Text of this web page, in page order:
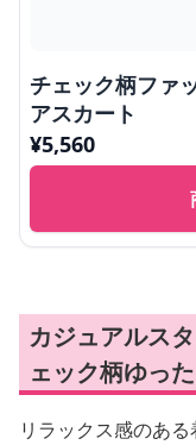
チェック柄ファ
アスカート
¥5,560
カジュアルス
ェック柄ゆっ
リラックス感のあ